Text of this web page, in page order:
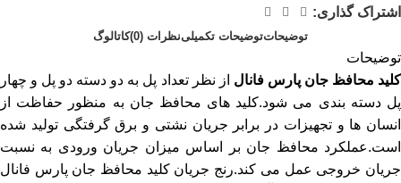
اشتراک گذاری:
توضیحاتتوضیحات تکمیلینظرات (0) کاتالوگ
توضیحات
کلید محافظ جان پارس فانال از نظر تعداد پل به دو دسته دو پل و چهار
پل دسته بندی می شود.کلید های محافظ جان به منظور حفاظت از
انسان ها و تجهیزات در برابر جریان نشتی و برق گرفتگی تولید شده
است.عملکرد محافظ جان بر اساس میزان جریان ورودی به نسبت
جریان خروجی عمل می کند.رنج جریان کلید محافظ جان پارس فانال